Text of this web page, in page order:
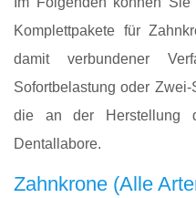
Komplettpakete für
damit verbundener
Sofortbelastung oder
die an der Herstellung
Dentallabore.
Zahnkrone (Alle